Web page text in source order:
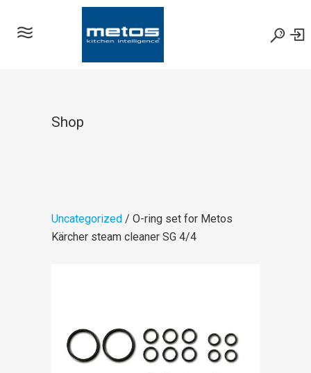
Shop
Uncategorized / O-ring set for Metos
Kärcher steam cleaner SG 4/4